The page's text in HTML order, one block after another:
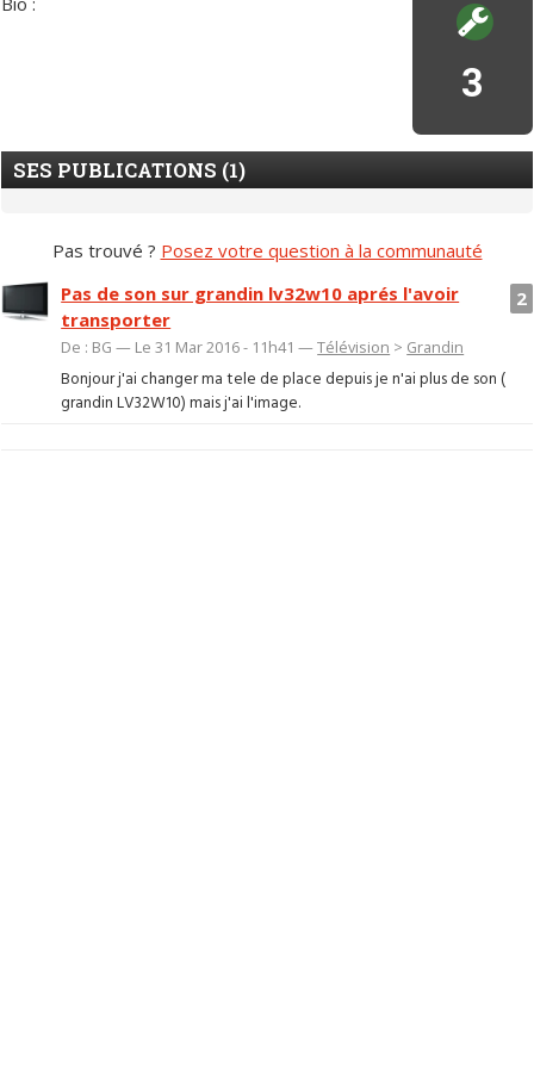
3
SES PUBLICATIONS (1)
Pas trouvé ? Posez votre question à la communauté
2
Pas de son sur grandin lv32w10 aprés l'avoir
transporter
De : BG — Le 31 Mar 2016 - 11h41 —Télévision > Grandin
Bonjour j'ai changer ma tele de place depuis je n'ai plus de son (
grandin LV32W10) mais j'ai l'image.